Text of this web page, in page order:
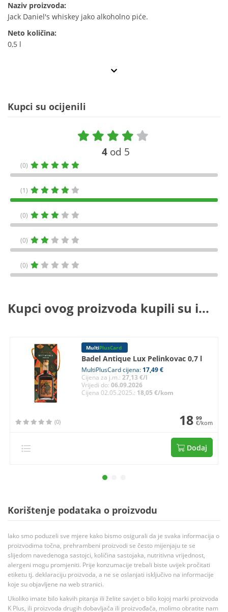
Naziv proizvoda:
Jack Daniel's whiskey jako alkoholno piće.
Neto količina:
0,5 l
Kupci su ocijenili
4 od 5
(0)
(1)
(0)
(0)
(0)
Kupci ovog proizvoda kupili su i...
MultiPlusCard
Badel Antique Lux Pelinkovac 0,7 l
MultiPlusCard cijena: 17,49 €
Cijena za j.m.:27,13 €/l
Vrijedi do:06.09.2026
Cijena 02.05.2025.: 18,05 €/kom
(0) 18 99
€/kom
Dodaj
Korištenje podataka o proizvodu
Iako smo poduzeli sve mjere kako bismo osigurali da je svaka informacija o
proizvodima točna, prehrambeni proizvodi se često mijenjaju te se
slijedom navedenoga sastojci, količina sastojaka, nutritivna vrijednost,
alergeni mogu promjeniti. Prije konzumacije trebali biste uvijek pročitati
etiketu tj. deklaraciju proizvoda, a ne se oslanjati isključivo na informacije
koje su objavljene na web stranici.
Ukoliko imate bilo kakvih pitanja ili želite savjet o bilo kojoj marki proizvoda
K Plus, ili proizvoda drugih dobavljača ili proizvođača, molimo obratite nam